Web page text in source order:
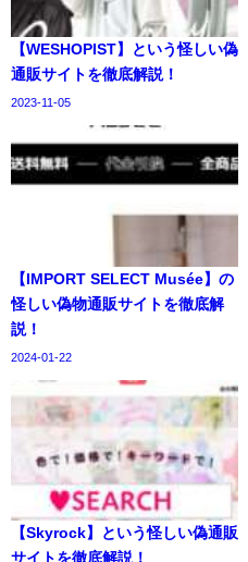
【WESHOPIST】という怪しい偽
通販サイトを徹底解説！
2023-11-05
【IMPORT SELECT Musée】の
怪しい偽物通販サイトを徹底解
説！
2024-01-22
【Skyrock】という怪しい偽通販
サイトを徹底解説！